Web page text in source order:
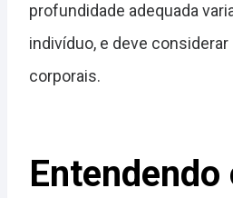
profundidade adequada
indivíduo, e deve
corporais.